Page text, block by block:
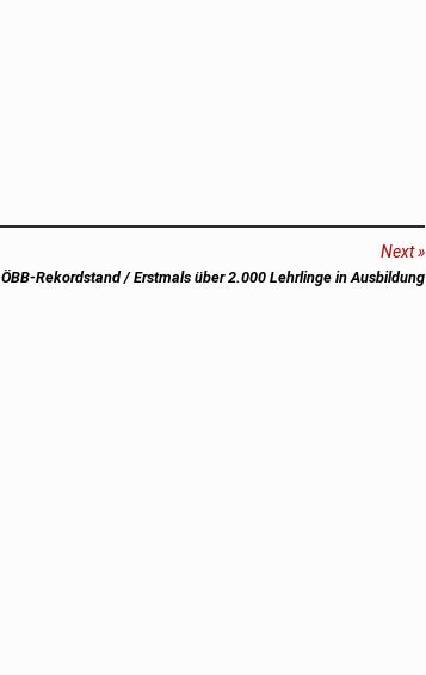
Next
Next
ÖBB-Rekordstand / Erstmals über 2.000 Lehrlinge in Ausbildung